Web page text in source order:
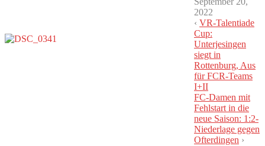
2022
‹ VR-Talentiade
Cup:
Unterjesingen
siegt in
Rottenburg, Aus
für FCR-Teams
I+II
FC-Damen mit
Fehlstart in die
neue Saison: 1:2-
Niederlage gegen
Ofterdingen ›